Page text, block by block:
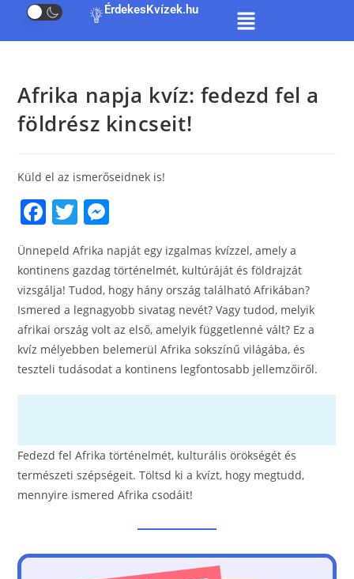
ÉrdekesKvízek.hu
Afrika napja kvíz: fedezd fel a
földrész kincseit!
Küld el az ismerőseidnek is!
F
a
c
e
b
o
o
k
T
w
itt
er
ss
e
n
g
er
Ünnepeld Afrika napját egy izgalmas kvízzel, amely a
kontinens gazdag történelmét, kultúráját és földrajzát
vizsgálja! Tudod, hogy hány ország található Afrikában?
Ismered a legnagyobb sivatag nevét? Vagy tudod, melyik
afrikai ország volt az első, amelyik függetlenné vált? Ez a
kvíz mélyebben belemerül Afrika sokszínű világába, és
teszteli tudásodat a kontinens legfontosabb jellemzőiről.
Fedezd fel Afrika történelmét, kulturális örökségét és
természeti szépségeit. Töltsd ki a kvízt, hogy megtudd,
mennyire ismered Afrika csodáit!